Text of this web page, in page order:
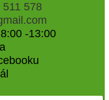
578
-13:00